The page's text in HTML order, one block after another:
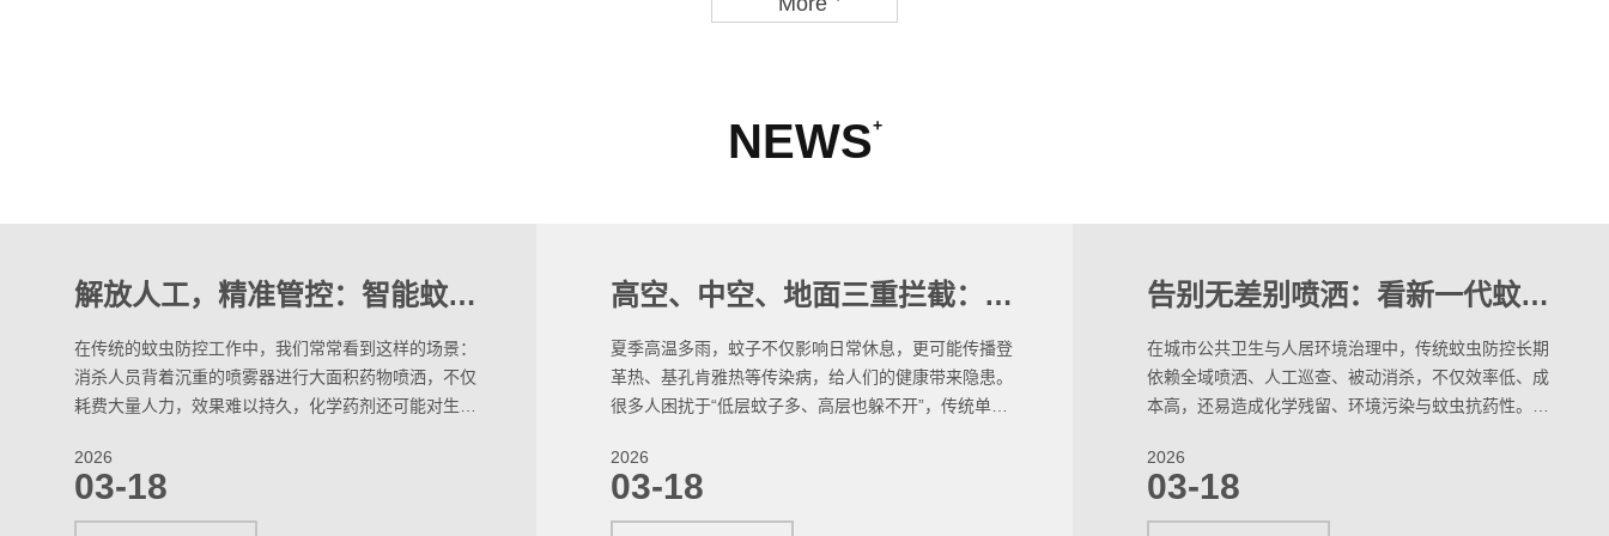
NEWS+
高空、中空、地面三重拦截：一套立体防控方案，如何让蚊子无处遁形？
夏季高温多雨，蚊子不仅影响日常休息，更可能传播登
革热、基孔肯雅热等传染病，给人们的健康带来隐患。
很多人困扰于“低层蚊子多、高层也躲不开”，传统单一
测预警、中空精准消杀、地面源头管控”的三重立体防
控体系，就能实现全空间、全周期防蚊，让蚊子无处藏
身、无处繁殖。这套方案无需夸大
2026
03-18
告别无差别喷洒：看新一代蚊控系统如何实现“监测-预警-精准打击”闭环
在城市公共卫生与人居环境治理中，传统蚊虫防控长期
依赖全域喷洒、人工巡查、被动消杀，不仅效率低、成
本高，还易造成化学残留、环境污染与蚊虫抗药性。如
代智能蚊控系统，彻底打破 “大水漫灌” 式消杀，构建
起监测 — 预警 — 精准打击全闭环，让蚊控从 “靠经
验” 走向 “靠数据”，从 “全覆盖”
2026
03-18
城市里的“隐形湿地”：您家阳台的积水容器，如何成为蚊媒疾病的“孵化器”？
提到蚊媒滋生地，人们往往会想到郊外的池塘、路边的
积水洼、城市的排污管道，却忽略了藏在身边的“隐形
湿地”——自家阳台的积水容器。一盆未及时倒掉的积
瓶，这些看似不起眼的小容器，一旦留存积水，便会成
为蚊虫繁衍的“温床”，悄无声息地化身蚊媒疾病的“孵
化器”，威胁着家人的身体健康。
2026
03-18